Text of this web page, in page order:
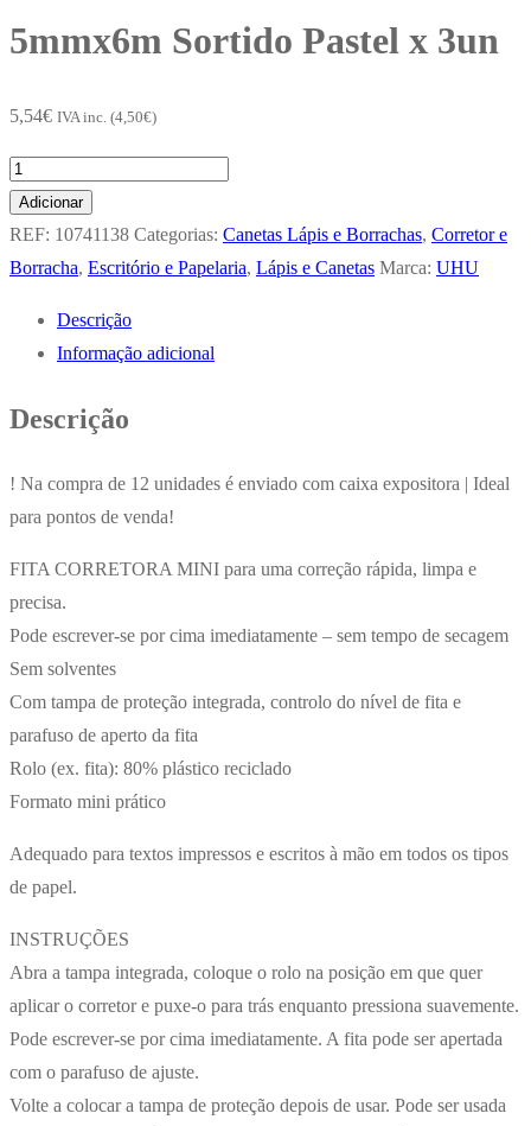
5mmx6m Sortido Pastel x 3un
5,54€ IVA inc. (4,50€)
Quantidade
de
Corretor
Fita
Sortido
3un
Adicionar
REF: 10741138 Categorias: Canetas Lápis e Borrachas, Corretor e
Borracha, Escritório e Papelaria, Lápis e Canetas Marca: UHU
Descrição
Informação adicional
Descrição
! Na compra de 12 unidades é enviado com caixa expositora | Ideal
para pontos de venda!
FITA CORRETORA MINI para uma correção rápida, limpa e
precisa.
Pode escrever-se por cima imediatamente – sem tempo de secagem
Sem solventes
Com tampa de proteção integrada, controlo do nível de fita e
parafuso de aperto da fita
Rolo (ex. fita): 80% plástico reciclado
Formato mini prático
Adequado para textos impressos e escritos à mão em todos os tipos
de papel.
INSTRUÇÕES
Abra a tampa integrada, coloque o rolo na posição em que quer
aplicar o corretor e puxe-o para trás enquanto pressiona suavemente.
Pode escrever-se por cima imediatamente. A fita pode ser apertada
com o parafuso de ajuste.
Volte a colocar a tampa de proteção depois de usar. Pode ser usada